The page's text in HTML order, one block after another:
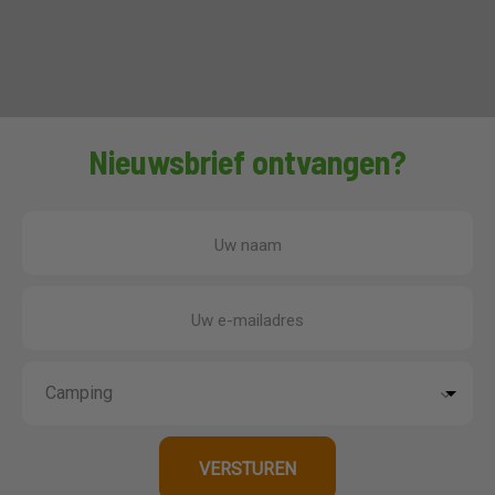
Nieuwsbrief ontvangen?
Uw naam
Uw e-mailadres